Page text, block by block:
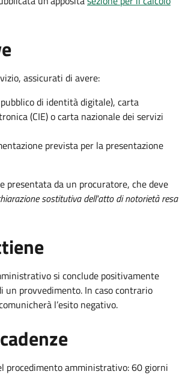
assicurati di avere:
di identità digitale), carta
(CIE) o carta nazionale dei servizi
prevista per la presentazione
presentata da un procuratore, che deve
sostitutiva dell'atto di notorietà resa
si conclude positivamente
un provvedimento. In caso contrario
l’esito negativo.
procedimento amministrativo: 60 giorni